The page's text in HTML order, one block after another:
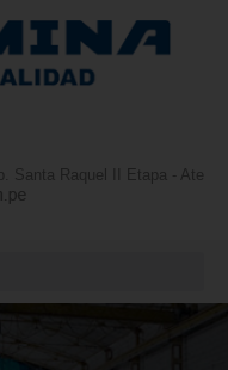
Santa Raquel II Etapa - Ate